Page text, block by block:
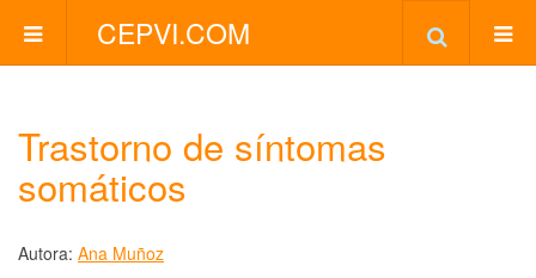
CEPVI.COM
Trastorno de síntomas
somáticos
Autora: Ana Muñoz